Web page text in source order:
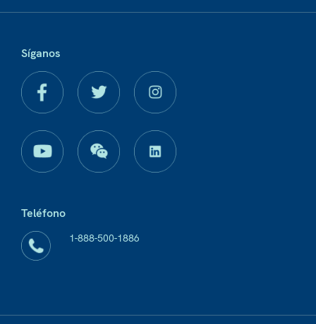
Síganos
Teléfono
1-888-500-1886